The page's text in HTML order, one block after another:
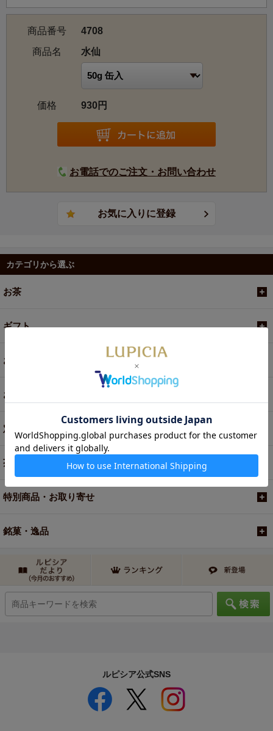
商品番号
4708
商品名
水仙
価格 930円
お電話でのご注文・お問い合わせ
カテゴリから選ぶ
お茶
ギフト
お菓子・食品・飲料
お買い得商品
定期便
茶器・オリジナルグッズ
特別商品・お取り寄せ
銘菓・逸品
ルピシア公式SNS